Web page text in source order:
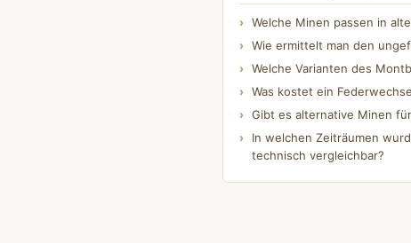
Welche Minen passen in
Wie ermittelt man den
Welche Varianten des
Was kostet ein
Gibt es alternative Minen
In welchen Zeiträumen
technisch vergleichbar?